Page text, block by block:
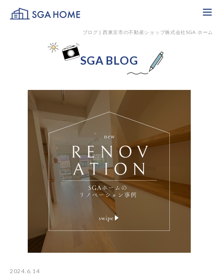
ブログ | 西東京市の不動産ショップ株式会社SGA ホーム
SGA BLOG
2024.6.14